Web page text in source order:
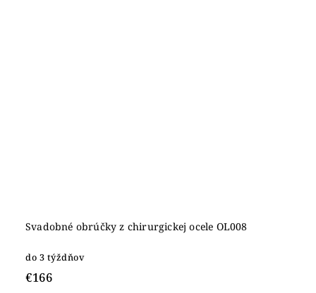
Svadobné obrúčky z chirurgickej ocele OL008
do 3 týždňov
€166